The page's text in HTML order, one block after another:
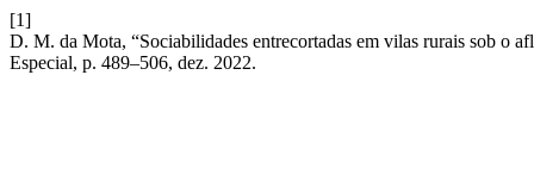
[1]
D. M. da Mota, “Sociabilidades entrecortadas em vilas rurais sob o
Especial, p. 489–506, dez. 2022.